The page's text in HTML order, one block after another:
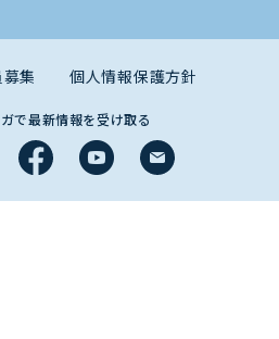
集 個人情報保護方針
で最新情報を受け取る